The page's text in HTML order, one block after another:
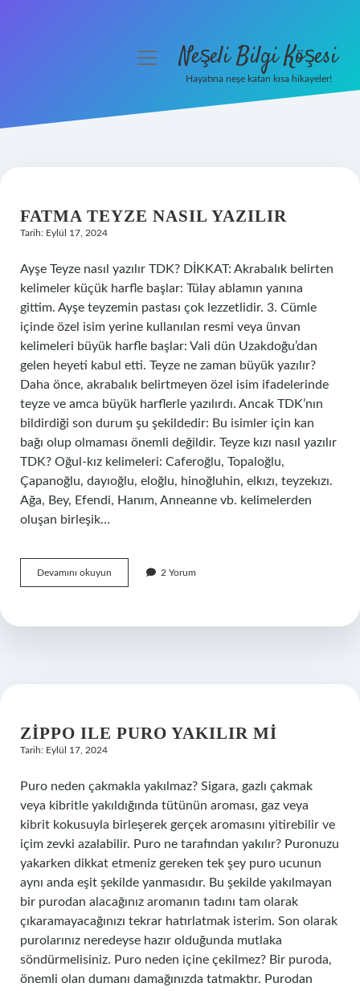
Hakkımızda
menüyüNeşeli Bilgi Köşesi
Hayatına neşe katan kısa hikayeler!
BILGI
KÖŞESI
YAZILAR
FATMA TEYZE NASIL YAZILIR
Tarih: Eylül 17, 2024
Ayşe Teyze nasıl yazılır TDK? DİKKAT: Akrabalık belirten
kelimeler küçük harfle başlar: Tülay ablamın yanına
gittim. Ayşe teyzemin pastası çok lezzetlidir. 3. Cümle
içinde özel isim yerine kullanılan resmi veya ünvan
kelimeleri büyük harfle başlar: Vali dün Uzakdoğu’dan
gelen heyeti kabul etti. Teyze ne zaman büyük yazılır?
Daha önce, akrabalık belirtmeyen özel isim ifadelerinde
teyze ve amca büyük harflerle yazılırdı. Ancak TDK’nın
bildirdiği son durum şu şekildedir: Bu isimler için kan
bağı olup olmaması önemli değildir. Teyze kızı nasıl yazılır
TDK? Oğul-kız kelimeleri: Caferoğlu, Topaloğlu,
Çapanoğlu, dayıoğlu, eloğlu, hinoğluhin, elkızı, teyzekızı.
Ağa, Bey, Efendi, Hanım, Anneanne vb. kelimelerden
oluşan birleşik…
Devamını okuyun
Teyze
2 Yorum
ZIPPO ILE PURO YAKILIR MI
Tarih: Eylül 17, 2024
Puro neden çakmakla yakılmaz? Sigara, gazlı çakmak
veya kibritle yakıldığında tütünün aroması, gaz veya
kibrit kokusuyla birleşerek gerçek aromasını yitirebilir ve
içim zevki azalabilir. Puro ne tarafından yakılır? Puronuzu
yakarken dikkat etmeniz gereken tek şey puro ucunun
aynı anda eşit şekilde yanmasıdır. Bu şekilde yakılmayan
bir purodan alacağınız aromanın tadını tam olarak
çıkaramayacağınızı tekrar hatırlatmak isterim. Son olarak
purolarınız neredeyse hazır olduğunda mutlaka
söndürmelisiniz. Puro neden içine çekilmez? Bir puroda,
önemli olan dumanı damağınızda tatmaktır. Purodan